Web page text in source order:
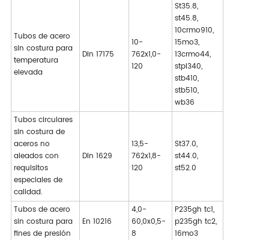
Tubos de acero
sin costura para
temperatura
elevada
Din 17175
10-
762x1,0-
120
St35.8,
st45.8,
10crmo910,
15mo3,
13crmo44,
stpl340,
stb410,
stb510,
wb36
Tubos circulares
sin costura de
aceros no
aleados con
requisitos
especiales de
calidad.
Din 1629
13,5-
762x1,8-
120
St37.0,
st44.0,
st52.0
Tubos de acero
sin costura para
fines de presión
En 10216
4,0-
60,0x0,5-
8
P235gh tc1,
p235gh tc2,
16mo3